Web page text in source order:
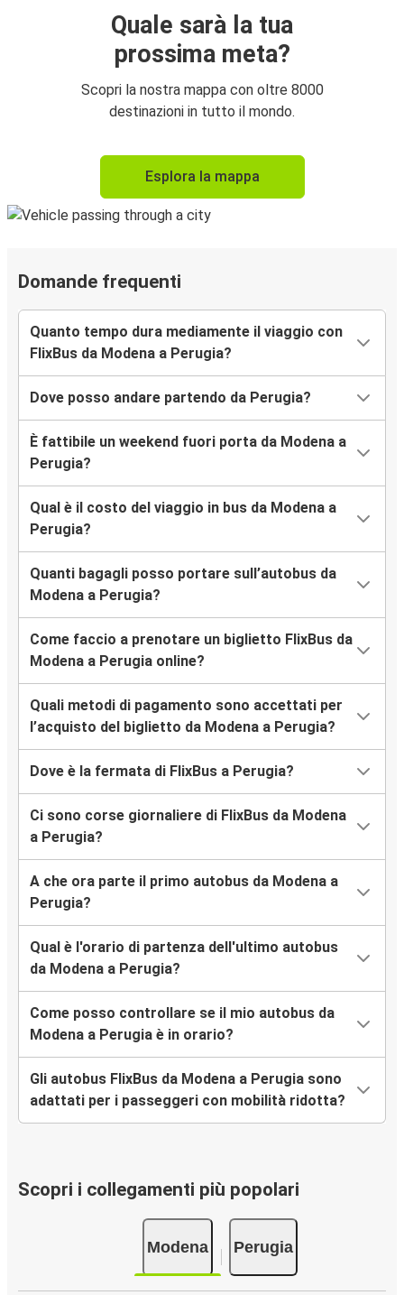
Quale sarà la tua
prossima meta?
Scopri la nostra mappa con oltre 8000
destinazioni in tutto il mondo.
Esplora la mappa
Domande frequenti
Quanto tempo dura mediamente il viaggio con
FlixBus da Modena a Perugia?
Dove posso andare partendo da Perugia?
È fattibile un weekend fuori porta da Modena a
Perugia?
Qual è il costo del viaggio in bus da Modena a
Perugia?
Quanti bagagli posso portare sull’autobus da
Modena a Perugia?
Come faccio a prenotare un biglietto FlixBus da
Modena a Perugia online?
Quali metodi di pagamento sono accettati per
l’acquisto del biglietto da Modena a Perugia?
Dove è la fermata di FlixBus a Perugia?
Ci sono corse giornaliere di FlixBus da Modena
a Perugia?
A che ora parte il primo autobus da Modena a
Perugia?
Qual è l'orario di partenza dell'ultimo autobus
da Modena a Perugia?
Come posso controllare se il mio autobus da
Modena a Perugia è in orario?
Gli autobus FlixBus da Modena a Perugia sono
adattati per i passeggeri con mobilità ridotta?
Scopri i collegamenti più popolari
Modena Perugia